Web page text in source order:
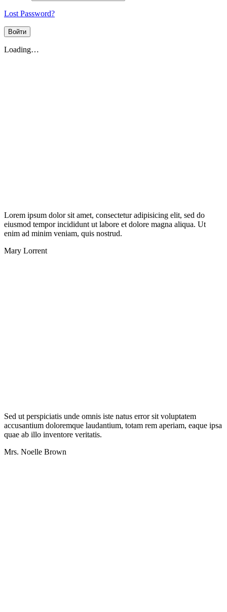
Lost Password?
Loading…
Lorem ipsum dolor sit amet, consectetur adipisicing elit, sed do
eiusmod tempor incididunt ut labore et dolore magna aliqua. Ut
enim ad minim veniam, quis nostrud.
Mary Lorrent
Sed ut perspiciatis unde omnis iste natus error sit voluptatem
accusantium doloremque laudantium, totam rem aperiam, eaque ipsa
quae ab illo inventore veritatis.
Mrs. Noelle Brown